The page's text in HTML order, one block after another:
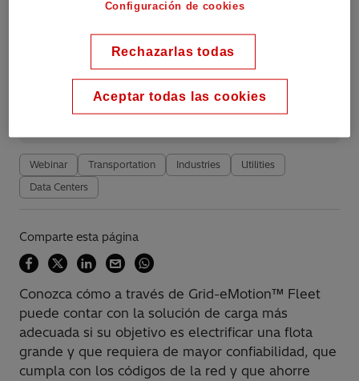
Available on demand
Date recorded: 16.06.2021
Webinar Transportation Industries
Utilities
Data Centers
Comparte esta página
Conozca cómo a través de Grid-eMotion™ Fleet
puede contar con la solución de carga más
adecuada si su objetivo es electrificar una flota
grande y que requiera de mayor confiabilidad, que
cumpla con los códigos de la red y que ahorre
Configuración de cookies
Rechazarlas todas
Aceptar todas las cookies